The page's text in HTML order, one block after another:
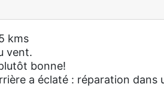
kms
vent.
bonne!
a éclaté : réparation dans